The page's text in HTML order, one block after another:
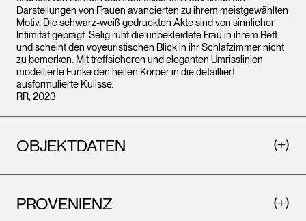
Darstellungen von Frauen avancierten zu ihrem meistgewählten
Motiv. Die schwarz-weiß gedruckten Akte sind von sinnlicher
Intimität geprägt. Selig ruht die unbekleidete Frau in ihrem Bett
und scheint den voyeuristischen Blick in ihr Schlafzimmer nicht
zu bemerken. Mit treffsicheren und eleganten Umrisslinien
modellierte Funke den hellen Körper in die detailliert
ausformulierte Kulisse.
RR, 2023
OBJEKTDATEN
PROVENIENZ